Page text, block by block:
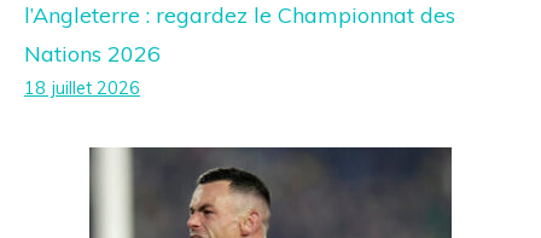
l’Angleterre : regardez le Championnat des
Nations 2026
18 juillet 2026